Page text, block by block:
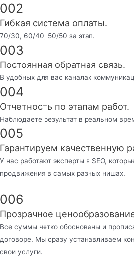
002
Гибкая система оплаты.
70/30, 60/40, 50/50 за этап.
003
Постоянная обратная связь.
В удобных для вас каналах
004
Отчетность по этапам работ.
Наблюдаете результат в реальном
005
Гарантируем качественную
У нас работают эксперты в SEO,
продвижения в самых разных нишах.
006
Прозрачное
Все суммы четко обоснованы и
договоре. Мы сразу устанавливаем
свои услуги.